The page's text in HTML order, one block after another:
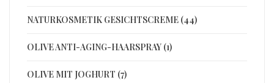
NATURKOSMETIK GESICHTSCREME (44)
OLIVE ANTI-AGING-HAARSPRAY (1)
OLIVE MIT JOGHURT (7)